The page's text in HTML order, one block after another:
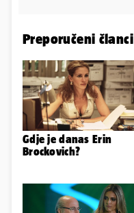
Preporučeni članci
Gdje je danas Erin
Brockovich?